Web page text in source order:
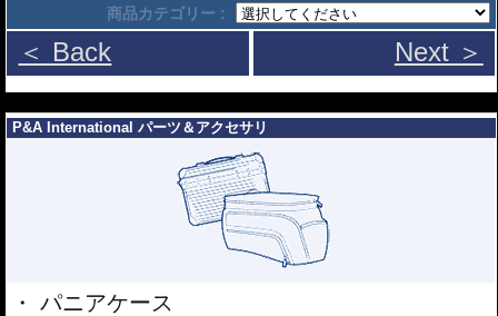
商品カテゴリー :
＜ Back Next ＞
P&A International パーツ＆アクセサリ
パニアケース